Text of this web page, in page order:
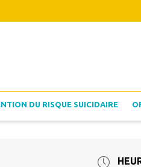
DU RISQUE SUICIDAIRE